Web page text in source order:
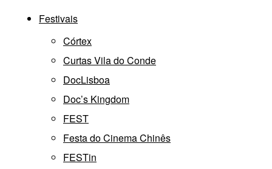
Festivais
Córtex
Curtas Vila do Conde
DocLisboa
Doc’s Kingdom
FEST
Festa do Cinema Chinês
FESTin